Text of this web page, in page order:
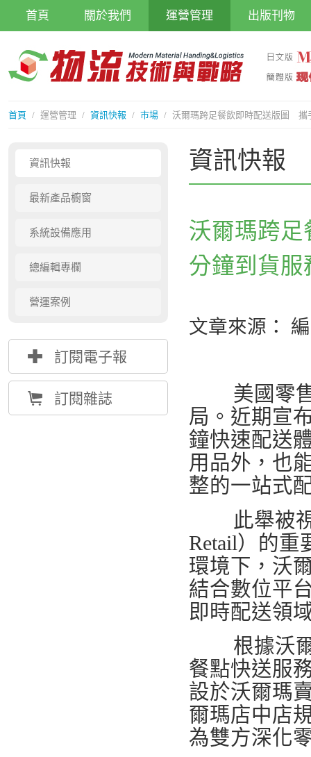
首頁 關於我們 運營管理 出版刊物
首頁 / 運營管理 / 資訊快報 / 市場 / 沃爾瑪跨足餐飲即時配送版圖 攜
資訊快報
最新產品櫥窗
系統設備應用
總編輯專欄
營運案例
{ 訂閱電子報
Å 訂閱雜誌
資訊快報
沃爾瑪跨
分鐘到貨服
文章來源：
美國零售
局。近期宣
鐘快速配送
用品外，也
整的一站式
此舉被視
Retail）的重
環境下，沃
結合數位平
即時配送領
根據沃爾
餐點快送服
設於沃爾瑪
爾瑪店中店
為雙方深化